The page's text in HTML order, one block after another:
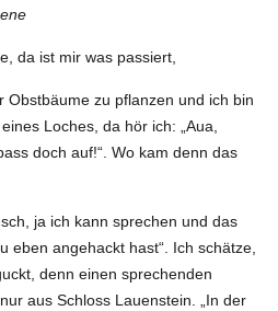
da ist mir was passiert,
Obstbäume zu pflanzen und ich bin
Loches, da hör ich: „Aua,
doch auf!“. Wo kam denn das
ja ich kann sprechen und das
eben angehackt hast“. Ich schätze,
denn einen sprechenden
aus Schloss Lauenstein. „In der